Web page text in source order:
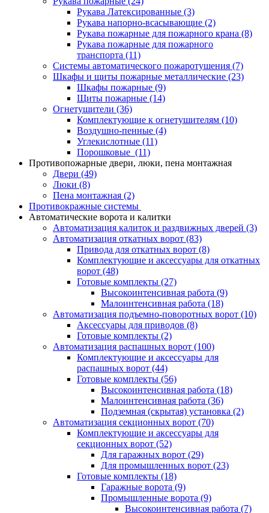
Рукава Латексированные (3)
Рукава напорно-всасывающие (2)
Рукава пожарные для пожарного крана (8)
Рукава пожарные для пожарного
транспорта (11)
Системы автоматического пожаротушения (7)
Шкафы и щиты пожарные металлические (23)
Шкафы пожарные (9)
Щиты пожарные (14)
Огнетушители (36)
Комплектующие к огнетушителям (10)
Воздушно-пенные (4)
Углекислотные (11)
Порошковые (11)
Противопожарные двери, люки, пена монтажная
Двери (49)
Люки (8)
Пена монтажная (2)
Противокражные системы
Автоматические ворота и калитки
Автоматизация калиток и раздвижных дверей (3)
Автоматизация откатных ворот (83)
Привода для откатных ворот (8)
Комплектующие и аксессуары для откатных
ворот (48)
Готовые комплекты (27)
Высокоинтенсивная работа (9)
Малоинтенсивная работа (18)
Автоматизация подъемно-поворотных ворот (10)
Аксессуары для приводов (8)
Готовые комплекты (2)
Автоматизация распашных ворот (100)
Комплектующие и аксессуары для
распашных ворот (44)
Готовые комплекты (56)
Высокоинтенсивная работа (18)
Малоинтенсивная работа (36)
Подземная (скрытая) установка (2)
Автоматизация секционных ворот (70)
Комплектующие и аксессуары для
секционных ворот (52)
Для гаражных ворот (29)
Для промышленных ворот (23)
Готовые комплекты (18)
Гаражные ворота (9)
Промышленные ворота (9)
Высокоинтенсивная работа (7)